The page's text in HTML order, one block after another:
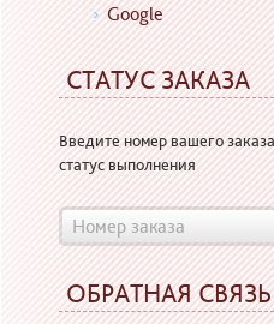
Google
СТАТУС ЗАКАЗА
Введите номер вашего
статус выполнения
ОБРАТНАЯ СВЯЗЬ